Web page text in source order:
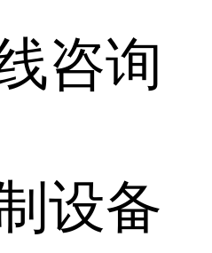
咨询
设备